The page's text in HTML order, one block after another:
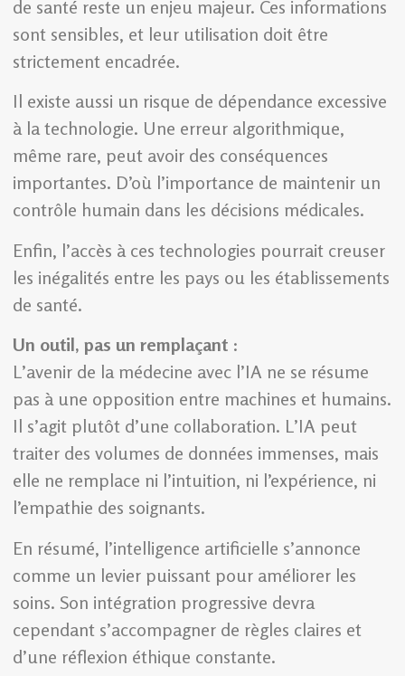
de santé reste un enjeu majeur. Ces informations
sont sensibles, et leur utilisation doit être
strictement encadrée.
Il existe aussi un risque de dépendance excessive
à la technologie. Une erreur algorithmique,
même rare, peut avoir des conséquences
importantes. D’où l’importance de maintenir un
contrôle humain dans les décisions médicales.
Enfin, l’accès à ces technologies pourrait creuser
les inégalités entre les pays ou les établissements
de santé.
Un outil, pas un remplaçant :
L’avenir de la médecine avec l’IA ne se résume
pas à une opposition entre machines et humains.
Il s’agit plutôt d’une collaboration. L’IA peut
traiter des volumes de données immenses, mais
elle ne remplace ni l’intuition, ni l’expérience, ni
l’empathie des soignants.
En résumé, l’intelligence artificielle s’annonce
comme un levier puissant pour améliorer les
soins. Son intégration progressive devra
cependant s’accompagner de règles claires et
d’une réflexion éthique constante.